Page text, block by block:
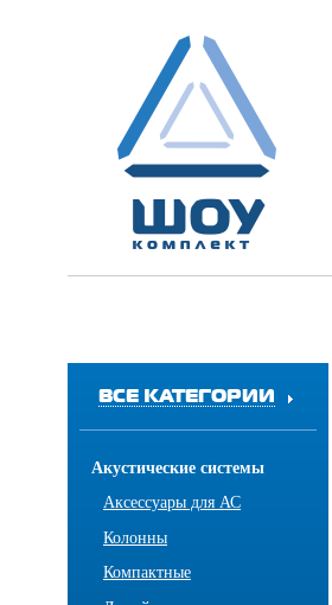
ВСЕ КАТЕГОРИИ
Акустические системы
Аксессуары для АС
Колонны
Компактные